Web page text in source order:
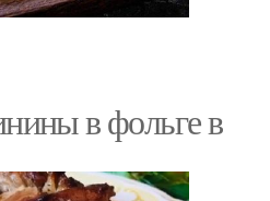
в фольге в